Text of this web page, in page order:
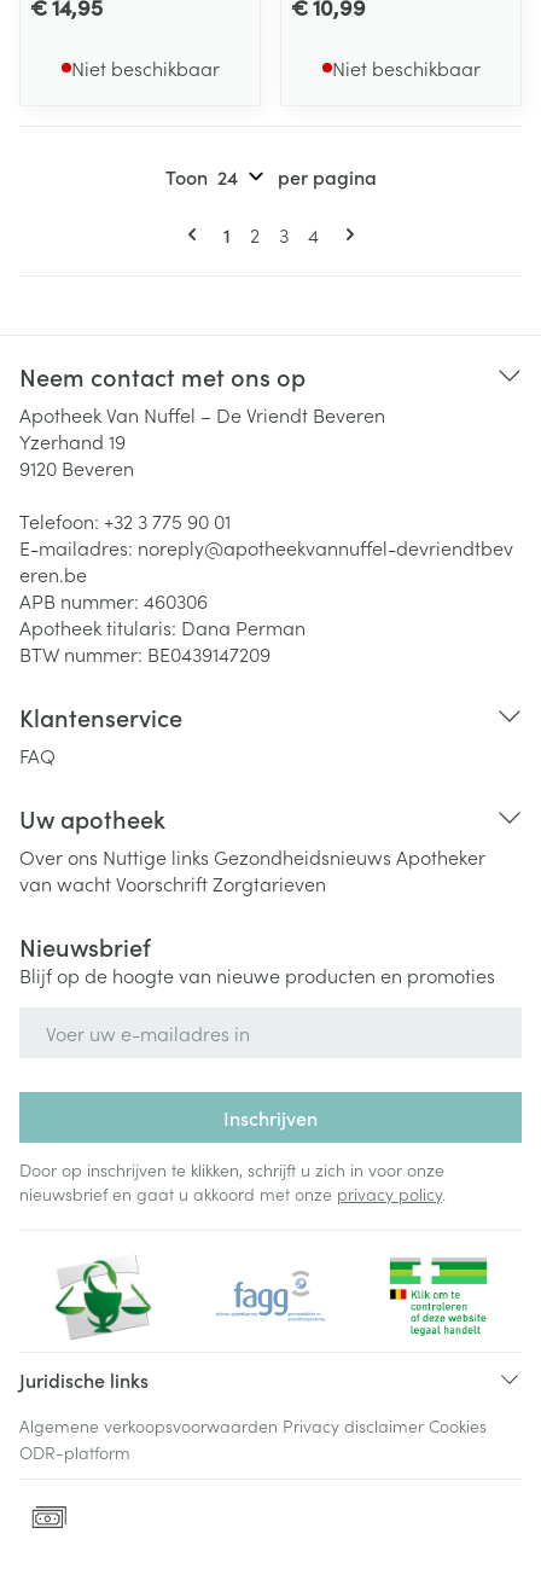
€ 14,95
Niet beschikbaar
€ 10,99
Niet beschikbaar
Pagina's
U lees momenteel pagina
1 Pagina
2 Pagina
3 Pagina
4
Toon per pagina
Neem contact met ons op
Apotheek Van Nuffel – De Vriendt Beveren
Yzerhand 19
9120 Beveren
Telefoon: +32 3 775 90 01
E-mailadres: noreply@apotheekvannuffel-devriendtbev
eren.be
APB nummer: 460306
Apotheek titularis: Dana Perman
BTW nummer: BE0439147209
Klantenservice
FAQ
Uw apotheek
Over ons Nuttige links Gezondheidsnieuws Apotheker
van wachtVoorschriftZorgtarieven
Nieuwsbrief
Blijf op de hoogte van nieuwe producten en promoties
Inschrijven
Door op inschrijven te klikken, schrijft u zich in voor onze
nieuwsbrief en gaat u akkoord met onze privacy policy.
Juridische links
Algemene verkoopsvoorwaarden Privacy disclaimer Cookies
ODR-platform